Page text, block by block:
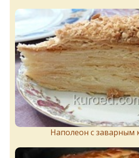
Наполеон с заварным